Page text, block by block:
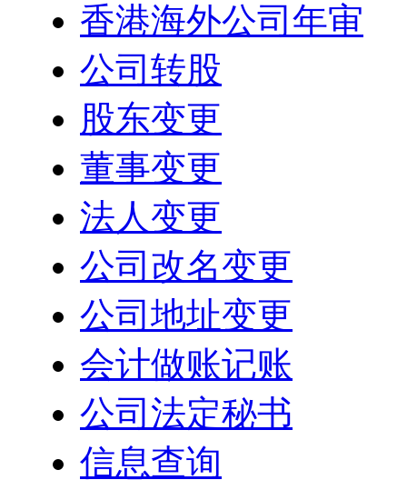
香港海外公司年审
公司转股
股东变更
董事变更
法人变更
公司改名变更
公司地址变更
会计做账记账
公司法定秘书
信息查询